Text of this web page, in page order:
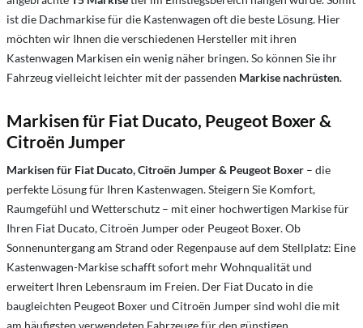
ist die Dachmarkise für die Kastenwagen oft die beste Lösung. Hier
möchten wir Ihnen die verschiedenen Hersteller mit ihren
Kastenwagen Markisen ein wenig näher bringen. So können Sie ihr
Fahrzeug vielleicht leichter mit der passenden Markise nachrüsten.
Markisen für Fiat Ducato, Peugeot Boxer &
Citroën Jumper
Markisen für Fiat Ducato, Citroën Jumper & Peugeot Boxer – die
perfekte Lösung für Ihren Kastenwagen. Steigern Sie Komfort,
Raumgefühl und Wetterschutz – mit einer hochwertigen Markise für
Ihren Fiat Ducato, Citroën Jumper oder Peugeot Boxer.Ob
Sonnenuntergang am Strand oder Regenpause auf dem Stellplatz: Eine
Kastenwagen-Markise schafft sofort mehr Wohnqualität und
erweitert Ihren Lebensraum im Freien. Der Fiat Ducato in die
baugleichten Peugeot Boxer und Citroën Jumper sind wohl die mit
am häufigsten verwendeten Fahrzeuge für den günstigen